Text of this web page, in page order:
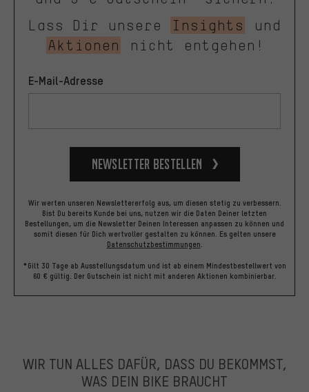
Lass Dir unsere
Insights
und
Aktionen
nicht entgehen!
E-Mail-Adresse
Newsletter bestellen
Wir werten unseren Newslettererfolg aus, um diesen stetig zu verbessern.
Bist Du bereits Kunde bei uns, nutzen wir die Daten Deiner letzten
Bestellungen, um die Newsletter Deinen Interessen anpassen zu können und
somit diesen für Dich wertvoller gestalten zu können. Es gelten unsere
Datenschutzbestimmungen.
*Gilt 30 Tage ab Ausstellungsdatum und ist ab einem Mindestbestellwert von
60 € gültig. Der Gutschein ist nicht mit anderen Aktionen kombinierbar.
WIR TUN ALLES DAFÜR, DASS DU BEKOMMST,
WAS DEIN BIKE BRAUCHT